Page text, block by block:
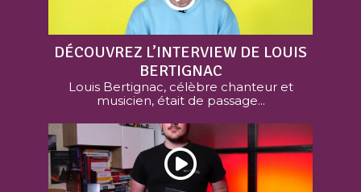
DÉCOUVREZ L’INTERVIEW DE LOUIS
BERTIGNAC
Louis Bertignac, célèbre chanteur et
musicien, était de passage...